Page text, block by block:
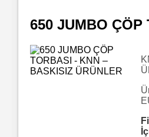
Mendil
650 JUMBO ÇÖP